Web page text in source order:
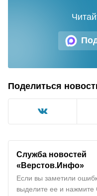
Поделиться
Служба новостей
«Верстов.Инфо»
Если вы заметили
выделите ее и нажмите